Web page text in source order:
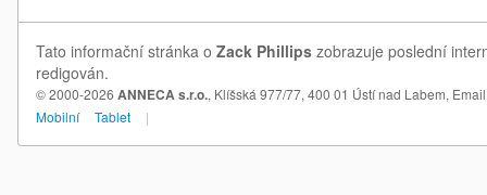
Tato informační stránka o Zack Phillips zobrazuje poslední
redigován.
© 2000-2026 ANNECA s.r.o., Klíšská 977/77, 400 01 Ústí nad Labem,
Mobilní
Tablet |